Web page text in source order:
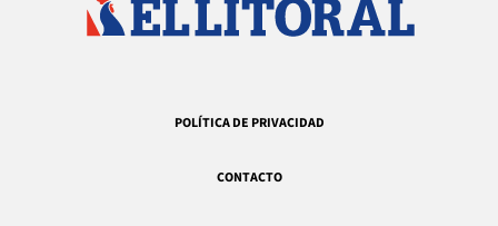
POLÍTICA DE PRIVACIDAD
CONTACTO